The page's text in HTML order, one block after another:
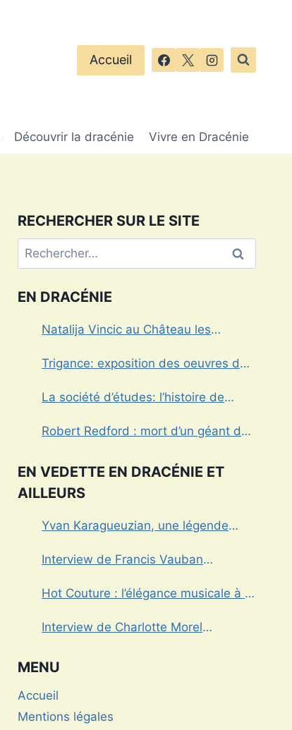
Accueil
Découvrir la dracénie Vivre en Dracénie
RECHERCHER SUR LE SITE
Rechercher :
EN DRACÉNIE
Natalija Vincic au Château les
Trigance: exposition des oeuvres de
La société d’études: l’histoire de
Robert Redford : mort d’un géant du
EN VEDETTE EN DRACÉNIE ET
AILLEURS
Yvan Karagueuzian, une légende
Interview de Francis Vauban
Hot Couture : l’élégance musicale à la
Interview de Charlotte Morel
MENU
Accueil
Mentions légales